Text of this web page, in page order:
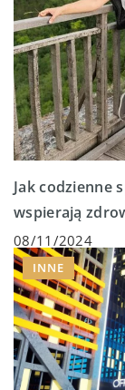
Jak codzienne
wspierają
08/11/2024
INNE